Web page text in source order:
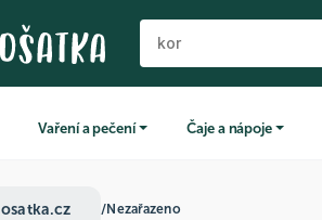
Vaření a pečení Čaje a nápoje
osatka.cz /Nezařazeno